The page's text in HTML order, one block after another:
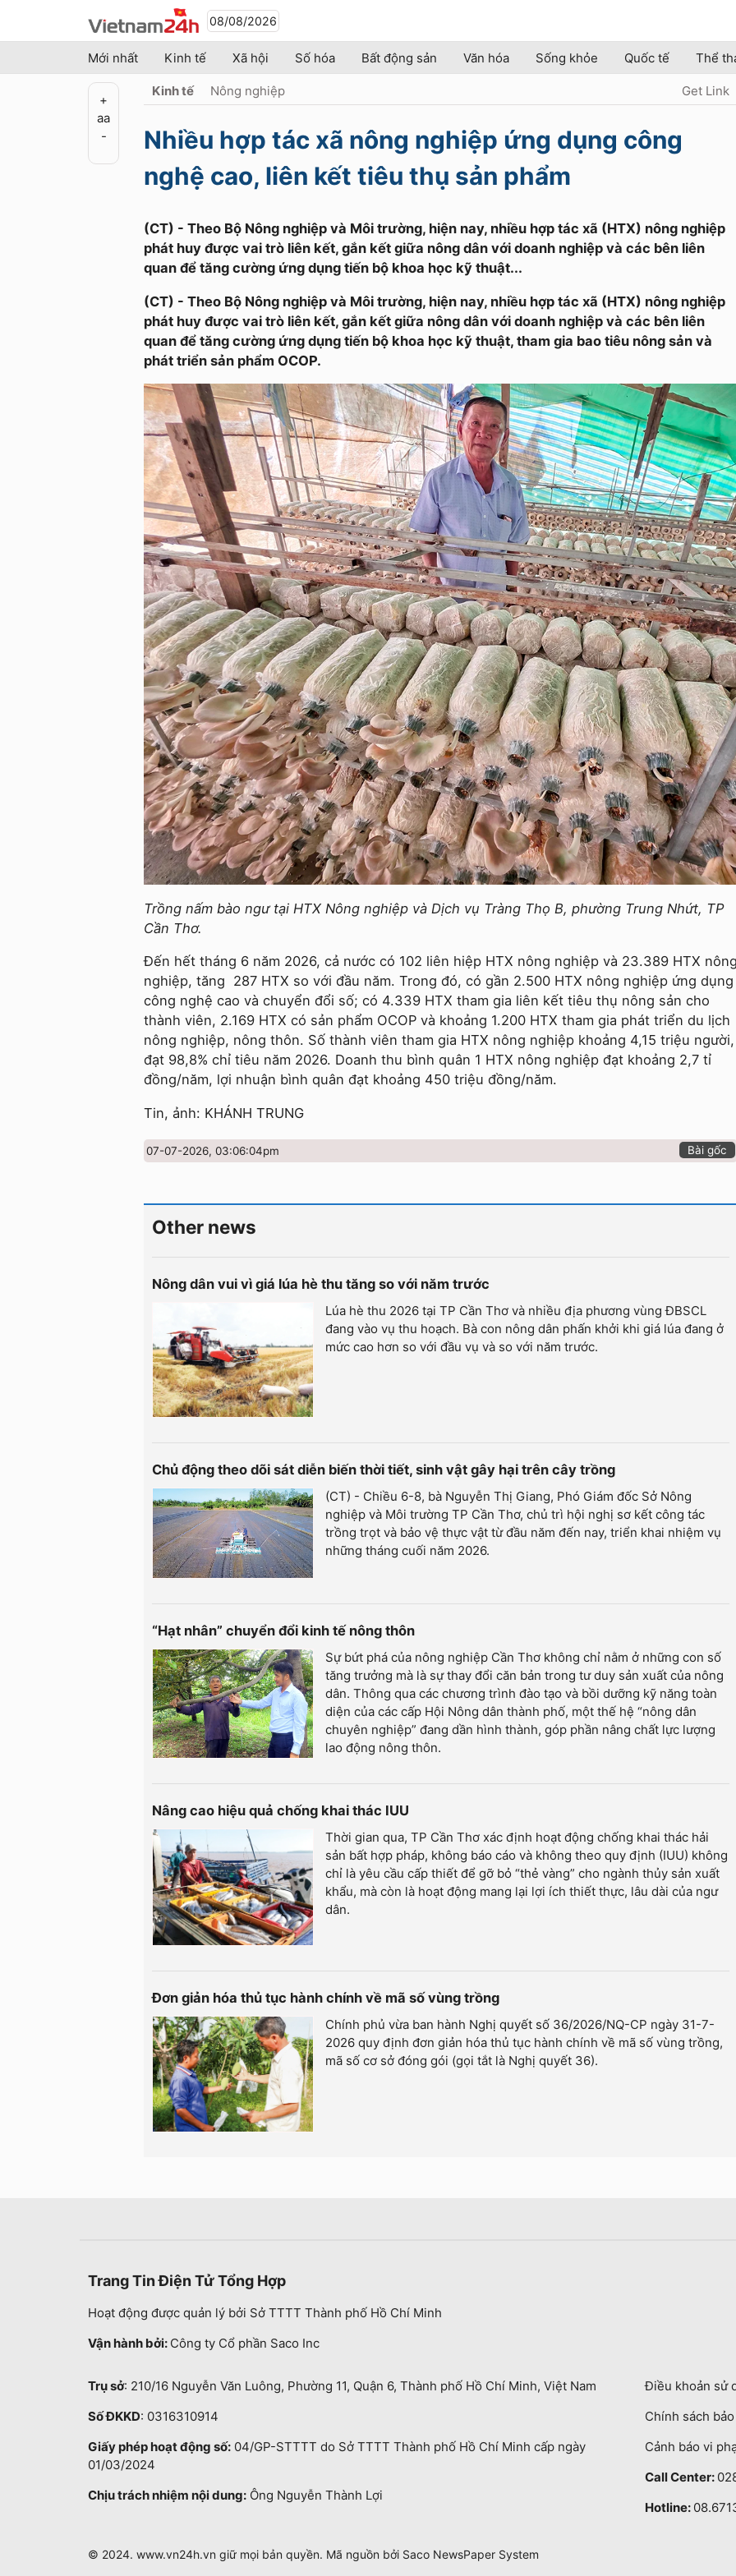
08/08/2026
Mới nhất Kinh tế Xã hội Số hóa Bất động sản Văn hóa Sống khỏe Quốc tế Thể
+
aa
-
Kinh tế Nông nghiệp Get Link
Nhiều hợp tác xã nông nghiệp ứng dụng công
nghệ cao, liên kết tiêu thụ sản phẩm
(CT) - Theo Bộ Nông nghiệp và Môi trường, hiện nay, nhiều hợp tác xã (HTX) nông nghiệp
phát huy được vai trò liên kết, gắn kết giữa nông dân với doanh nghiệp và các bên liên
quan để tăng cường ứng dụng tiến bộ khoa học kỹ thuật...
(CT) - Theo Bộ Nông nghiệp và Môi trường, hiện nay, nhiều hợp tác xã (HTX) nông nghiệp
phát huy được vai trò liên kết, gắn kết giữa nông dân với doanh nghiệp và các bên liên
quan để tăng cường ứng dụng tiến bộ khoa học kỹ thuật, tham gia bao tiêu nông sản và
phát triển sản phẩm OCOP.
Trồng nấm bào ngư tại HTX Nông nghiệp và Dịch vụ Tràng Thọ B, phường Trung Nhứt, TP
Cần Thơ.
Đến hết tháng 6 năm 2026, cả nước có 102 liên hiệp HTX nông nghiệp và 23.389 HTX
nghiệp, tăng 287 HTX so với đầu năm. Trong đó, có gần 2.500 HTX nông nghiệp ứng dụng
công nghệ cao và chuyển đổi số; có 4.339 HTX tham gia liên kết tiêu thụ nông sản cho
thành viên, 2.169 HTX có sản phẩm OCOP và khoảng 1.200 HTX tham gia phát triển du lịch
nông nghiệp, nông thôn. Số thành viên tham gia HTX nông nghiệp khoảng 4,15 triệu người,
đạt 98,8% chỉ tiêu năm 2026. Doanh thu bình quân 1 HTX nông nghiệp đạt khoảng 2,7 tỉ
đồng/năm, lợi nhuận bình quân đạt khoảng 450 triệu đồng/năm.
Tin, ảnh: KHÁNH TRUNG
07-07-2026, 03:06:04pm Bài gốc
Other news
Nông dân vui vì giá lúa hè thu tăng so với năm trước
Lúa hè thu 2026 tại TP Cần Thơ và nhiều địa phương vùng ĐBSCL
đang vào vụ thu hoạch. Bà con nông dân phấn khởi khi giá lúa đang ở
mức cao hơn so với đầu vụ và so với năm trước.
Chủ động theo dõi sát diễn biến thời tiết, sinh vật gây hại trên cây trồng
(CT) - Chiều 6-8, bà Nguyễn Thị Giang, Phó Giám đốc Sở Nông
nghiệp và Môi trường TP Cần Thơ, chủ trì hội nghị sơ kết công tác
trồng trọt và bảo vệ thực vật từ đầu năm đến nay, triển khai nhiệm vụ
những tháng cuối năm 2026.
“Hạt nhân” chuyển đổi kinh tế nông thôn
Sự bứt phá của nông nghiệp Cần Thơ không chỉ nằm ở những con số
tăng trưởng mà là sự thay đổi căn bản trong tư duy sản xuất của nông
dân. Thông qua các chương trình đào tạo và bồi dưỡng kỹ năng toàn
diện của các cấp Hội Nông dân thành phố, một thế hệ “nông dân
chuyên nghiệp” đang dần hình thành, góp phần nâng chất lực lượng
lao động nông thôn.
Nâng cao hiệu quả chống khai thác IUU
Thời gian qua, TP Cần Thơ xác định hoạt động chống khai thác hải
sản bất hợp pháp, không báo cáo và không theo quy định (IUU) không
chỉ là yêu cầu cấp thiết để gỡ bỏ “thẻ vàng” cho ngành thủy sản xuất
khẩu, mà còn là hoạt động mang lại lợi ích thiết thực, lâu dài của ngư
dân.
Đơn giản hóa thủ tục hành chính về mã số vùng trồng
Chính phủ vừa ban hành Nghị quyết số 36/2026/NQ-CP ngày 31-7-
2026 quy định đơn giản hóa thủ tục hành chính về mã số vùng trồng,
mã số cơ sở đóng gói (gọi tắt là Nghị quyết 36).
Trang Tin Điện Tử Tổng Hợp
Hoạt động được quản lý bởi Sở TTTT Thành phố Hồ Chí Minh
Vận hành bởi: Công ty Cổ phần Saco Inc
Trụ sở: 210/16 Nguyễn Văn Luông, Phường 11, Quận 6, Thành phố Hồ Chí Minh, Việt Nam
Số ĐKKD: 0316310914
Giấy phép hoạt động số: 04/GP-STTTT do Sở TTTT Thành phố Hồ Chí Minh cấp ngày
01/03/2024
Chịu trách nhiệm nội dung: Ông Nguyễn Thành Lợi
Điều khoản sử
Chính sách
Cảnh báo vi
Call Center:
Hotline:
© 2024. www.vn24h.vn giữ mọi bản quyền. Mã nguồn bởi Saco NewsPaper System